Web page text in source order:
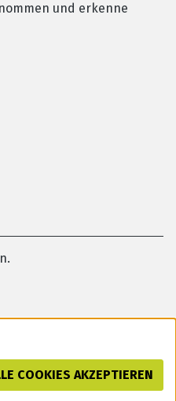
und erkenne
COOKIES AKZEPTIEREN